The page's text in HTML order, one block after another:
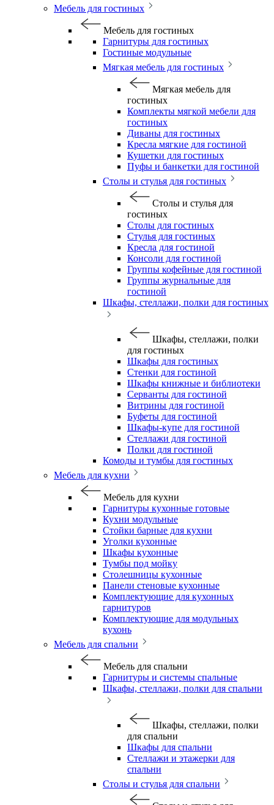
Мебель для гостиных
Мебель для гостиных
Гарнитуры для гостиных
Гостиные модульные
Мягкая мебель для гостиных
Мягкая мебель для
гостиных
Комплекты мягкой мебели для
гостиных
Диваны для гостиных
Кресла мягкие для гостиной
Кушетки для гостиных
Пуфы и банкетки для гостиной
Столы и стулья для гостиных
Столы и стулья для
гостиных
Столы для гостиных
Стулья для гостиных
Кресла для гостиной
Консоли для гостиной
Группы кофейные для гостиной
Группы журнальные для
гостиной
Шкафы, стеллажи, полки для гостиных
Шкафы, стеллажи, полки
для гостиных
Шкафы для гостиных
Стенки для гостиной
Шкафы книжные и библиотеки
Серванты для гостиной
Витрины для гостиной
Буфеты для гостиной
Шкафы-купе для гостиной
Стеллажи для гостиной
Полки для гостиной
Комоды и тумбы для гостиных
Мебель для кухни
Мебель для кухни
Гарнитуры кухонные готовые
Кухни модульные
Стойки барные для кухни
Уголки кухонные
Шкафы кухонные
Тумбы под мойку
Столешницы кухонные
Панели стеновые кухонные
Комплектующие для кухонных
гарнитуров
Комплектующие для модульных
кухонь
Мебель для спальни
Мебель для спальни
Гарнитуры и системы спальные
Шкафы, стеллажи, полки для спальни
Шкафы, стеллажи, полки
для спальни
Шкафы для спальни
Стеллажи и этажерки для
спальни
Столы и стулья для спальни